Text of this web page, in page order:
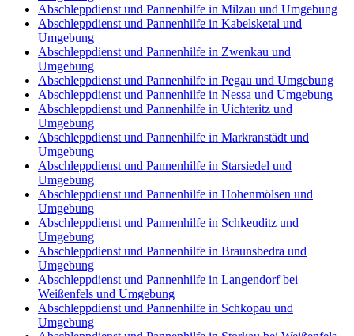
Abschleppdienst und Pannenhilfe in Milzau und Umgebung
Abschleppdienst und Pannenhilfe in Kabelsketal und
Umgebung
Abschleppdienst und Pannenhilfe in Zwenkau und
Umgebung
Abschleppdienst und Pannenhilfe in Pegau und Umgebung
Abschleppdienst und Pannenhilfe in Nessa und Umgebung
Abschleppdienst und Pannenhilfe in Uichteritz und
Umgebung
Abschleppdienst und Pannenhilfe in Markranstädt und
Umgebung
Abschleppdienst und Pannenhilfe in Starsiedel und
Umgebung
Abschleppdienst und Pannenhilfe in Hohenmölsen und
Umgebung
Abschleppdienst und Pannenhilfe in Schkeuditz und
Umgebung
Abschleppdienst und Pannenhilfe in Braunsbedra und
Umgebung
Abschleppdienst und Pannenhilfe in Langendorf bei
Weißenfels und Umgebung
Abschleppdienst und Pannenhilfe in Schkopau und
Umgebung